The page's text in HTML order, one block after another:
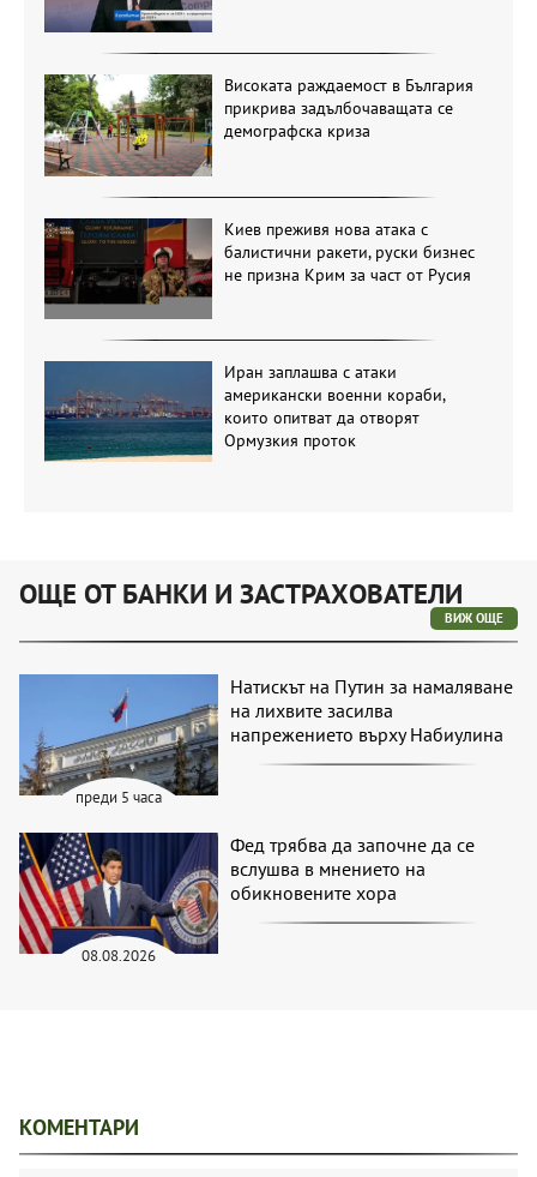
Високата раждаемост в България
прикрива задълбочаващата се
демографска криза
Киев преживя нова атака с
балистични ракети, руски бизнес
не призна Крим за част от Русия
Иран заплашва с атаки
американски военни кораби,
които опитват да отворят
Ормузкия проток
ОЩЕ ОТ БАНКИ И ЗАСТРАХОВАТЕЛИ
ВИЖ ОЩЕ
преди 5 часа
Натискът на Путин за намаляване
на лихвите засилва
напрежението върху Набиулина
08.08.2026
Фед трябва да започне да се
вслушва в мнението на
обикновените хора
КОМЕНТАРИ